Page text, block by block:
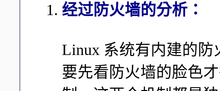
经过防火墙的分析：
Linux 系统有内建的
要先看防火墙的脸色